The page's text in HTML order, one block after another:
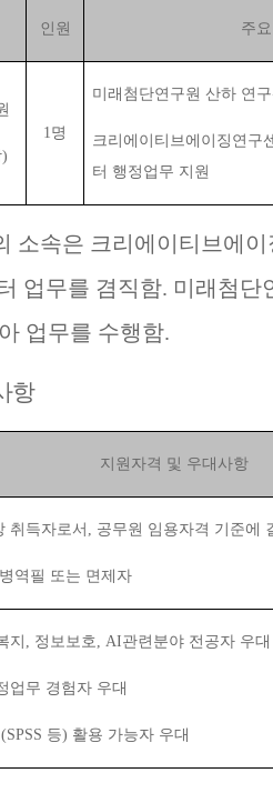
인원 주
)
1명
미래첨단연구원 산하 연
크리에이티브에이징연구
터 행정업무 지원
소속은 크리에이티브에
업무를 겸직함. 미래첨단
업무를 수행함.
항
지원자격 및 우대사항
취득자로서 , 공무원 임용자격 기준에
병역필 또는 면제자
지 , 정보보호, AI관련분야 전공자 우대
업무 경험자 우대
(SPSS 등) 활용 가능자 우대